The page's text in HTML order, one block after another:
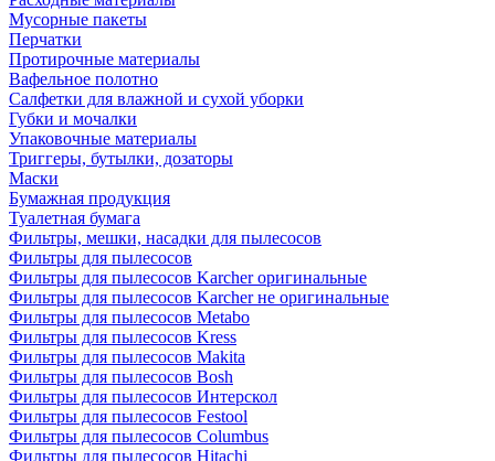
Мусорные пакеты
Перчатки
Протирочные материалы
Вафельное полотно
Салфетки для влажной и сухой уборки
Губки и мочалки
Упаковочные материалы
Триггеры, бутылки, дозаторы
Маски
Бумажная продукция
Туалетная бумага
Фильтры, мешки, насадки для пылесосов
Фильтры для пылесосов
Фильтры для пылесосов Karcher оригинальные
Фильтры для пылесосов Karcher не оригинальные
Фильтры для пылесосов Metabo
Фильтры для пылесосов Kress
Фильтры для пылесосов Makita
Фильтры для пылесосов Bosh
Фильтры для пылесосов Интерскол
Фильтры для пылесосов Festool
Фильтры для пылесосов Columbus
Фильтры для пылесосов Hitachi